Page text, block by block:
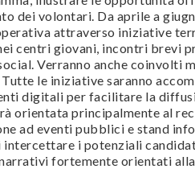
dei volontari. Da aprile a
attraverso iniziative
centri giovani, incontri brevi
Verranno anche coinvolti
le iniziative saranno
digitali per facilitare la
orientata principalmente al
ad eventi pubblici e stand
i potenziali
fortemente orientati